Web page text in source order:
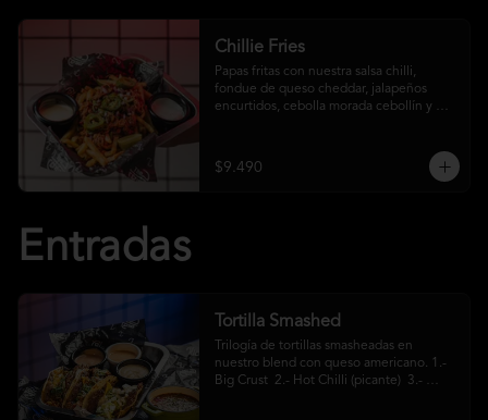
Chillie Fries
Papas fritas con nuestra salsa chilli,
fondue de queso cheddar, jalapeños
encurtidos, cebolla morada cebollín y
$9.490
Entradas
Tortilla Smashed
Trilogía de tortillas smasheadas en
nuestro blend con queso americano. 1.-
Big Crust  2.- Hot Chilli (picante)  3.-